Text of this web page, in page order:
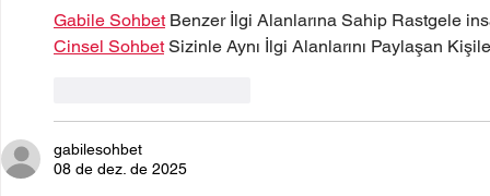
Gabile Sohbet Benzer İlgi Alanlarına Sahip Rastgele
Cinsel Sohbet Sizinle Aynı İlgi Alanlarını Paylaşan
gabilesohbet
08 de dez. de 2025